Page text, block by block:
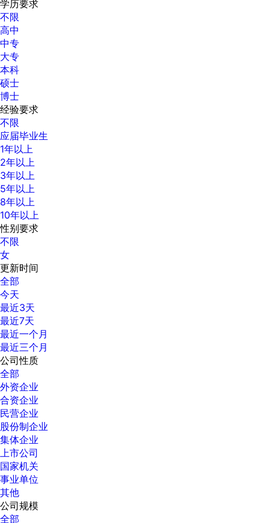
学历要求
不限
高中
中专
大专
本科
硕士
博士
经验要求
不限
应届毕业生
1年以上
2年以上
3年以上
5年以上
8年以上
10年以上
性别要求
不限
女
更新时间
全部
今天
最近3天
最近7天
最近一个月
最近三个月
公司性质
全部
外资企业
合资企业
民营企业
股份制企业
集体企业
上市公司
国家机关
事业单位
其他
公司规模
全部